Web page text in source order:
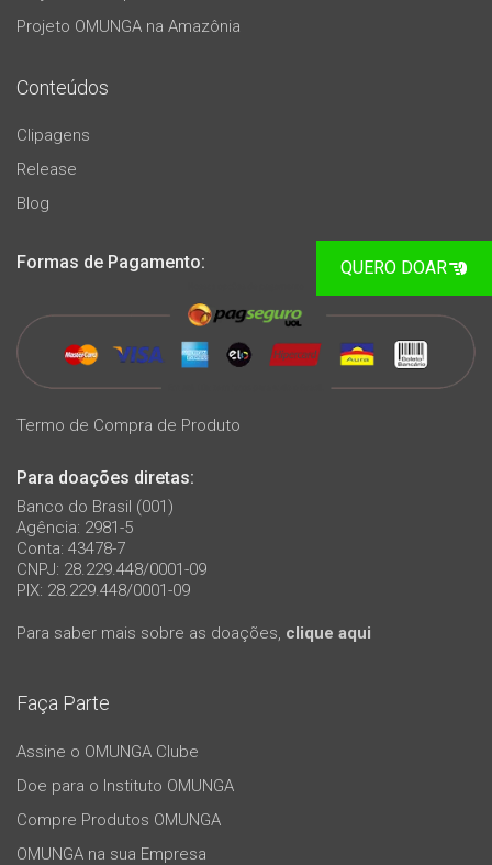
Projeto OMUNGA na Amazônia
Conteúdos
Clipagens
Release
Blog
Formas de Pagamento:
Termo de Compra de Produto
Para doações diretas:
Banco do Brasil (001)
Agência: 2981-5
Conta: 43478-7
CNPJ: 28.229.448/0001-09
PIX: 28.229.448/0001-09
Para saber mais sobre as doações, clique aqui
Faça Parte
Assine o OMUNGA Clube
Doe para o Instituto OMUNGA
Compre Produtos OMUNGA
OMUNGA na sua Empresa
QUERO DOAR